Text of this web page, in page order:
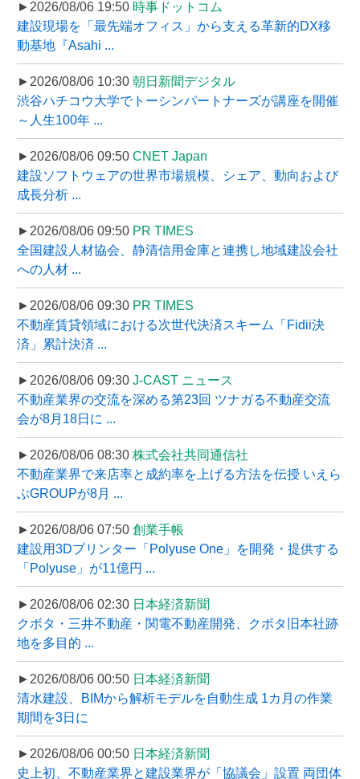
►2026/08/06 19:50 時事ドットコム
建設現場を「最先端オフィス」から支える革新的DX移
動基地『Asahi ...
►2026/08/06 10:30 朝日新聞デジタル
渋谷ハチコウ大学でトーシンパートナーズが講座を開催
～人生100年 ...
►2026/08/06 09:50 CNET Japan
建設ソフトウェアの世界市場規模、シェア、動向および
成長分析 ...
►2026/08/06 09:50 PR TIMES
全国建設人材協会、静清信用金庫と連携し地域建設会社
への人材 ...
►2026/08/06 09:30 PR TIMES
不動産賃貸領域における次世代決済スキーム「Fidii決
済」累計決済 ...
►2026/08/06 09:30 J-CAST ニュース
不動産業界の交流を深める第23回 ツナガる不動産交流
会が8月18日に ...
►2026/08/06 08:30 株式会社共同通信社
不動産業界で来店率と成約率を上げる方法を伝授 いえら
ぶGROUPが8月 ...
►2026/08/06 07:50 創業手帳
建設用3Dプリンター「Polyuse One」を開発・提供する
「Polyuse」が11億円 ...
►2026/08/06 02:30 日本経済新聞
クボタ・三井不動産・関電不動産開発、クボタ旧本社跡
地を多目的 ...
►2026/08/06 00:50 日本経済新聞
清水建設、BIMから解析モデルを自動生成 1カ月の作業
期間を3日に
►2026/08/06 00:50 日本経済新聞
史上初、不動産業界と建設業界が「協議会」設置 両団体